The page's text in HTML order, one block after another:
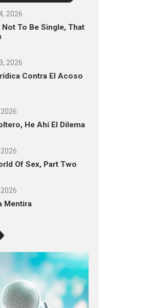
2026
To Be Single, That
2026
Contra El Acoso
He Ahí El Dilema
Of Sex, Part Two
Mentira